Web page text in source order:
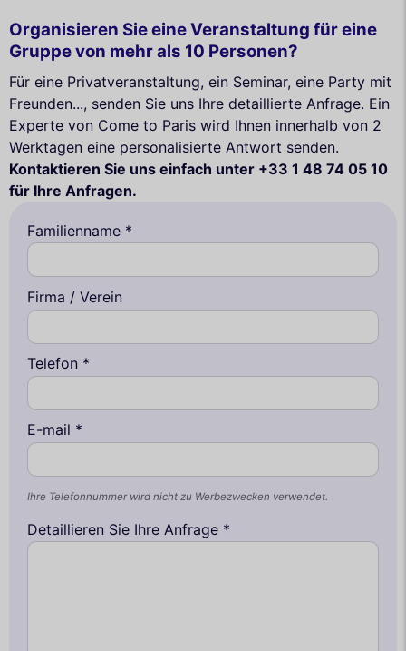
Organisieren Sie eine Veranstaltung für eine
Gruppe von mehr als 10 Personen?
Für eine Privatveranstaltung, ein Seminar, eine Party mit
Freunden..., senden Sie uns Ihre detaillierte Anfrage. Ein
Experte von Come to Paris wird Ihnen innerhalb von 2
Werktagen eine personalisierte Antwort senden.
Kontaktieren Sie uns einfach unter +33 1 48 74 05 10
für Ihre Anfragen.
Familienname *
Firma / Verein
Telefon *
E-mail *
Ihre Telefonnummer wird nicht zu Werbezwecken verwendet.
Detaillieren Sie Ihre Anfrage *